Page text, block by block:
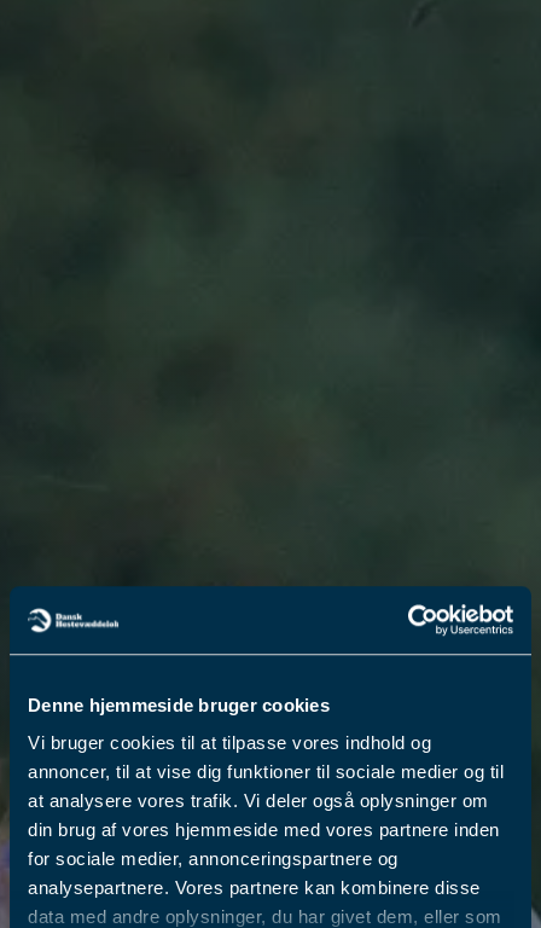
Denne hjemmeside bruger cookies
Vi bruger cookies til at tilpasse vores indhold og
annoncer, til at vise dig funktioner til sociale medier og til
at analysere vores trafik. Vi deler også oplysninger om
din brug af vores hjemmeside med vores partnere inden
for sociale medier, annonceringspartnere og
analysepartnere. Vores partnere kan kombinere disse
data med andre oplysninger, du har givet dem, eller som